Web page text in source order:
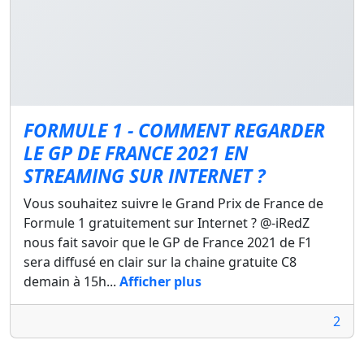
FORMULE 1 - COMMENT REGARDER
LE GP DE FRANCE 2021 EN
STREAMING SUR INTERNET ?
Vous souhaitez suivre le Grand Prix de France de
Formule 1 gratuitement sur Internet ? @-iRedZ
nous fait savoir que le GP de France 2021 de F1
sera diffusé en clair sur la chaine gratuite C8
demain à 15h... Afficher plus
2